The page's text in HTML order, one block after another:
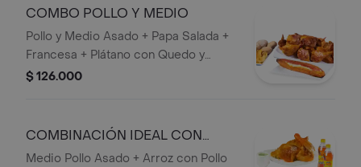
COMBO POLLO Y MEDIO
Pollo y Medio Asado + Papa Salada +
Francesa + Plátano con Quedo y
Bocadillo + 1 bebida 1,5 lts.
$ 126.000
COMBINACIÓN IDEAL CON
ARROZ CON POLLO
Medio Pollo Asado + Arroz con Pollo